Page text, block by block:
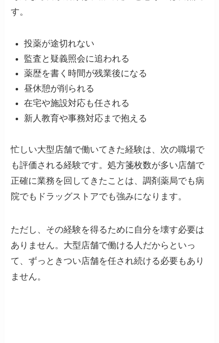
す。
投薬が途切れない
監査と疑義照会に追われる
薬歴を書く時間が残業後になる
昼休憩が削られる
在宅や施設対応も任される
新人教育や事務対応まで抱える
忙しい大型店舗で働いてきた経験は、次の職場で
も評価される経験です。処方箋枚数が多い店舗で
正確に業務を回してきたことは、調剤薬局でも病
院でもドラッグストアでも強みになります。
ただし、その経験を得るために自分を壊す必要は
ありません。大型店舗で働ける人だからといっ
て、ずっときつい店舗を任され続ける必要もあり
ません。